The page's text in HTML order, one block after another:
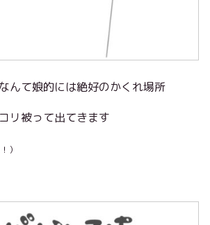
んて娘的には絶好のかくれ場所
リ被って出てきます
）